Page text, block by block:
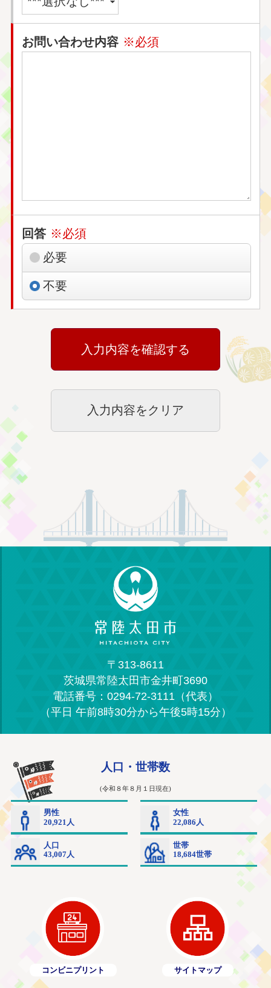
お問い合わせ内容 ※必須
回答 ※必須
必要
不要
〒313-8611
茨城県常陸太田市金井町3690
電話番号：0294-72-3111（代表）
（平日 午前8時30分から午後5時15分）
コンビニプリント サイトマップ